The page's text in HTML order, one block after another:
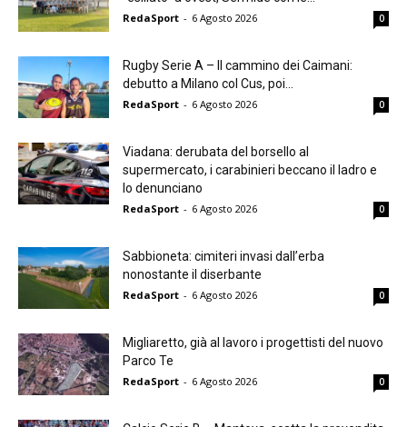
RedaSport - 6 Agosto 2026 0
Rugby Serie A – Il cammino dei Caimani:
debutto a Milano col Cus, poi...
RedaSport - 6 Agosto 2026 0
Viadana: derubata del borsello al
supermercato, i carabinieri beccano il ladro e
lo denunciano
RedaSport - 6 Agosto 2026 0
Sabbioneta: cimiteri invasi dall’erba
nonostante il diserbante
RedaSport - 6 Agosto 2026 0
Migliaretto, già al lavoro i progettisti del nuovo
Parco Te
RedaSport - 6 Agosto 2026 0